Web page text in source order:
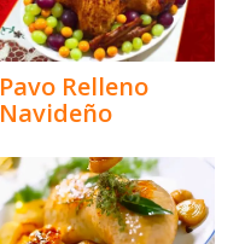
Pavo Relleno
Navideño